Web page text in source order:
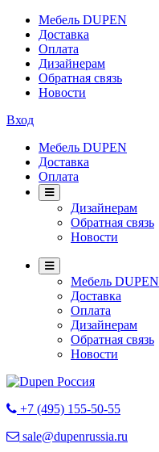
Мебель DUPEN
Доставка
Оплата
Дизайнерам
Обратная связь
Новости
Вход
Мебель DUPEN
Доставка
Оплата
Дизайнерам
Обратная связь
Новости
Мебель DUPEN
Доставка
Оплата
Дизайнерам
Обратная связь
Новости
+7 (495) 155-50-55
sale@dupenrussia.ru